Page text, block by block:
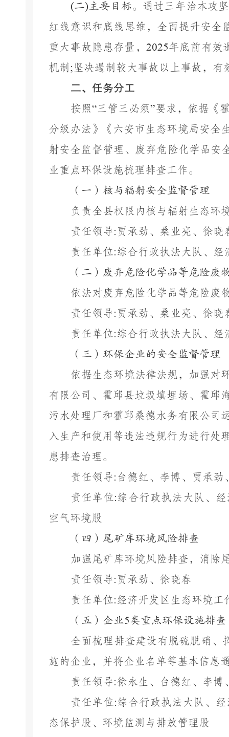
(二)主要目标。 通过三年治本攻
红线意识和底线思维，全面提升安全
重大事故隐患存量， 2025年底前有效
机制; 坚决遏制较大事故以上事故，
二、任务分工
按照“三管三必须”要求，依据《
分级办法》《六安市生态环境局安全
射安全监督管理、废弃危险化学品安
业重点环保设施梳理排查工作。
（一）核与辐射安全监督管理
负责全县权限内核与辐射生态环
责任领导: 贾承劲、桑业亮、徐晓
责任单位:综合行政执法大队、
（二）废弃危险化学品等危险废
依法对废弃危险化学品等危险废
责任领导: 贾承劲、桑业亮、徐晓
责任单位:综合行政执法大队、
（三）环保企业的安全监督管理
依据生态环境法律法规，加强对
有限公司、霍邱县垃圾填埋场、霍邱
污水处理厂和霍邱桑德水务有限公司
入生产和使用等违法违规行为进行处
患排查治理。
责任领导: 台德红、李博、贾承劲
责任单位:综合行政执法大队、
空气环境股
（四）尾矿库环境风险排查
加强尾矿库环境风险排查，消除
责任领导: 贾承劲、徐晓春
责任单位:经济开发区生态环境工
（五）企业5类重点环保设施排查
全面梳理排查建设有脱硫脱硝、
施的企业，并将企业名单等基本信息
责任领导:徐永生、台德红、李博
责任单位:综合行政执法大队、
态保护股、环境监测与排放管理股